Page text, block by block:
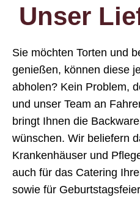
Unser
Sie möchten Torten und
genießen, können diese
abholen? Kein Problem,
und unser Team an
bringt Ihnen die
wünschen. Wir beliefern
Krankenhäuser und
auch für das Catering
sowie für